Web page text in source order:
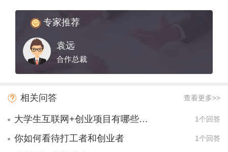
专家推荐
袁远
合作总裁
相关问答 查看更多>>
大学生互联网+创业项目有哪些项目？ 1个回答
你如何看待打工者和创业者 1个回答